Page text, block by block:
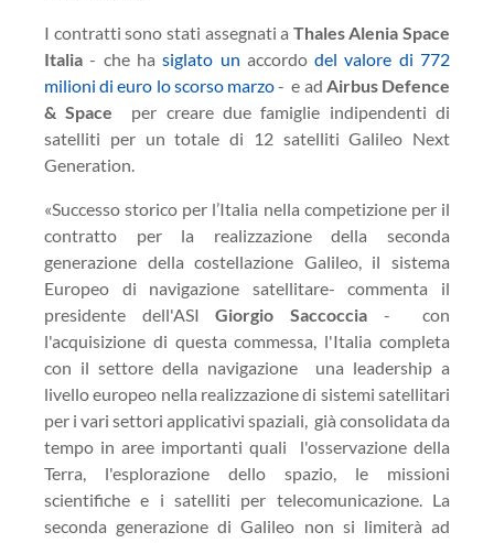
I contratti sono stati assegnati a Thales Alenia Space
Italia - che hasiglato un accordodel valore di 772
milioni di euro lo scorso marzo- e ad Airbus Defence
& Space
per creare due famiglie indipendenti di
satelliti per un totale di 12 satelliti Galileo Next
Generation.
«Successo storico per l’Italia nella competizione per il
contratto per la realizzazione della seconda
generazione della costellazione Galileo, il sistema
Europeo di navigazione satellitare- commenta il
presidente dell'ASIGiorgio Saccoccia - con
l'acquisizione di questa commessa, l'Italia completa
con il settore della navigazione una leadership a
livello europeo nella realizzazione di sistemi satellitari
per i vari settori applicativi spaziali, già consolidata da
tempo in aree importanti quali l'osservazione della
Terra, l'esplorazione dello spazio, le missioni
scientifiche e i satelliti per telecomunicazione. La
seconda generazione di Galileo non si limiterà ad